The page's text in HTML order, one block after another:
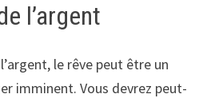
l’argent
le rêve peut être un
imminent. Vous devrez peut-